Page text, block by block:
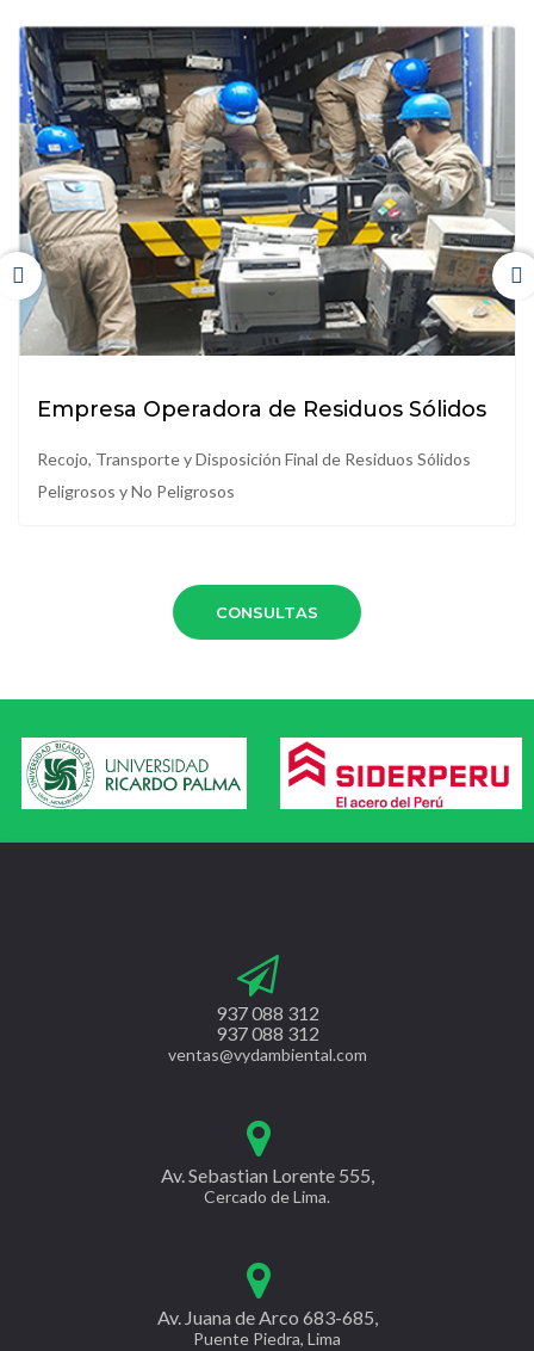
Destrucción de Materiales y Productos
El servicio es realizado notarialmente. Entregamos
Certificado.
CONSULTAS
937 088 312
937 088 312
ventas@vydambiental.com
Av. Sebastian Lorente 555,
Cercado de Lima.
Av. Juana de Arco 683-685,
Puente Piedra, Lima